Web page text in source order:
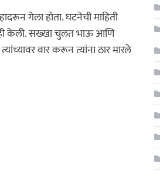
गेला होता. घटनेची माहिती
केली. सख्खा चुलत भाऊ आणि
वार करून त्यांना ठार मारले